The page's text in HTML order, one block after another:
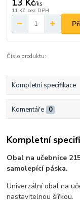
13 Kč/ks
11 Kč bez DPH
Číslo produktu:
Kompletní specifikace
Komentáře 0
Kompletní
Obal na učebnice
samolepící páska.
Univerzální obal na
nastavitelnou šířkou.